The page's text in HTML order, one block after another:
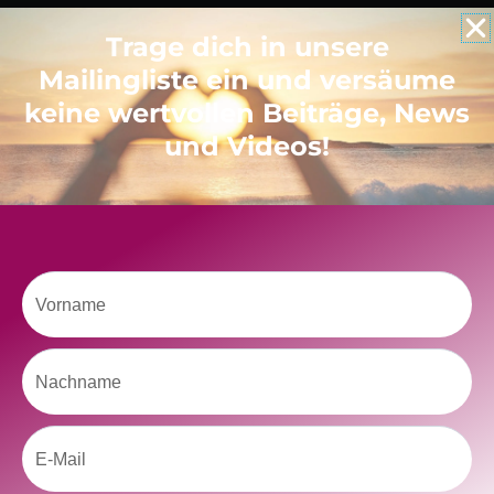
Like uns auf Facebook
akzeptieren und diesen Inhalt zu aktivieren
Trage dich in unsere
Mailingliste ein und versäume
keine wertvollen Beiträge, News
und Videos!
Vorname
Nachname
Email